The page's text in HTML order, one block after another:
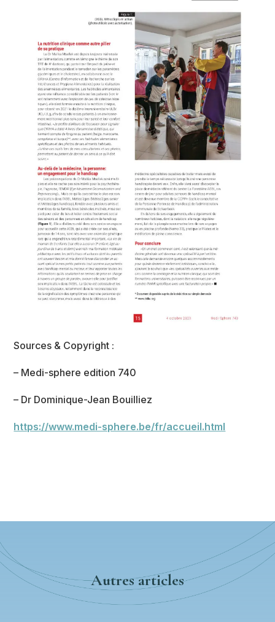
Sources & Copyright :
– Medi-sphere edition 740
– Dr Dominique-Jean Bouilliez
https://www.medi-sphere.be/fr/accueil.html
Autres articles